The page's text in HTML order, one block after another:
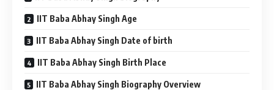
IIT Baba Abhay Singh Age
IIT Baba Abhay Singh Date of birth
IIT Baba Abhay Singh Birth Place
IIT Baba Abhay Singh Biography Overview